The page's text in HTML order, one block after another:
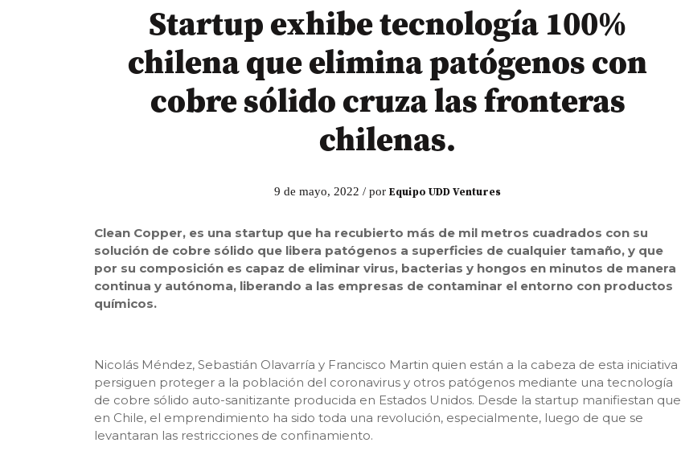
Startup exhibe tecnología 100%
chilena que elimina patógenos con
cobre sólido cruza las fronteras
chilenas.
9 de mayo, 2022 / porEquipo UDD Ventures
Clean Copper, es una startup que ha recubierto más de mil metros cuadrados con su
solución de cobre sólido que libera patógenos a superficies de cualquier tamaño, y que
por su composición es capaz de eliminar virus, bacterias y hongos en minutos de manera
continua y autónoma, liberando a las empresas de contaminar el entorno con productos
químicos.
Nicolás Méndez, Sebastián Olavarría y Francisco Martin quien están a la cabeza de esta iniciativa
persiguen proteger a la población del coronavirus y otros patógenos mediante una tecnología
de cobre sólido auto-sanitizante producida en Estados Unidos. Desde la startup manifiestan que
en Chile, el emprendimiento ha sido toda una revolución, especialmente, luego de que se
levantaran las restricciones de confinamiento.